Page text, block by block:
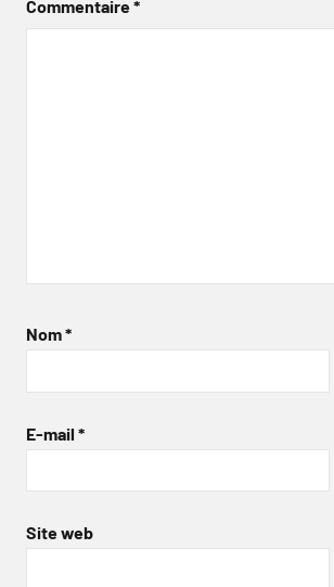
Commentaire*
Nom*
E-mail *
Site web